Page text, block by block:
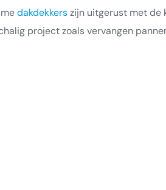
dakdekkerszijn uitgerust met de
project zoals vervangen